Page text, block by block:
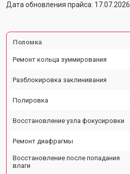
Дата обновления прайса: 17.07.2026
Поломка
Ремонт кольца зуммирования
Разблокировка заклинивания
Полировка
Восстановление узла фокусировки
Ремонт диафрагмы
Восстановление после попадания
влаги